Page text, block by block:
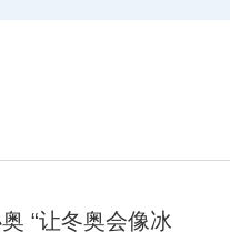
“让冬奥会像冰